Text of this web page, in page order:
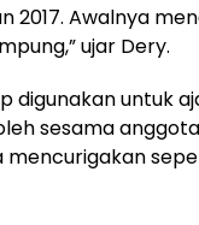
2017. Awalnya
ujar Dery.
digunakan untuk
sesama